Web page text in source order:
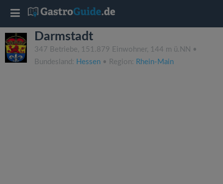
Darmstadt
347 Betriebe, 151.879 Einwohner, 144 m ü.NN •
Bundesland: Hessen • Region: Rhein-Main
T
o
g